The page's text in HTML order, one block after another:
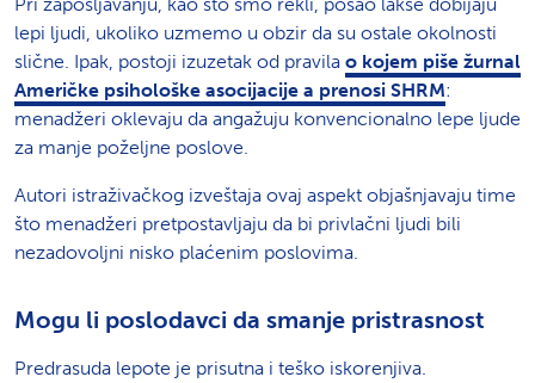
lepi ljudi, ukoliko uzmemo u obzir da su ostale okolnosti
slične. Ipak, postoji izuzetak od pravila o kojem piše žurnal
Američke psihološke asocijacije a prenosi SHRM:
menadžeri oklevaju da angažuju konvencionalno lepe ljude
za manje poželjne poslove.
Autori istraživačkog izveštaja ovaj aspekt objašnjavaju time
što menadžeri pretpostavljaju da bi privlačni ljudi bili
nezadovoljni nisko plaćenim poslovima.
Mogu li poslodavci da smanje pristrasnost
Predrasuda lepote je prisutna i teško iskorenjiva.